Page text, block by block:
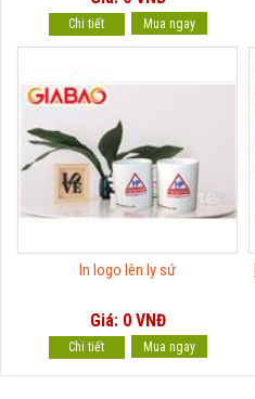
Chi tiết
In logo lên ly sứ
Giá: 0 VNĐ
Chi tiết